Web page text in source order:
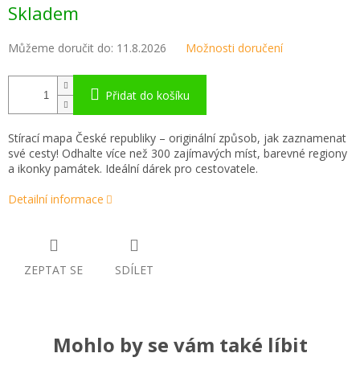
cena:
Skladem
Můžeme doručit do: 11.8.2026 Možnosti doručení
Přidat do košíku
Stírací mapa České republiky – originální způsob, jak zaznamenat
své cesty! Odhalte více než 300 zajímavých míst, barevné regiony
a ikonky památek. Ideální dárek pro cestovatele.
Detailní informace
ZEPTAT SE SDÍLET
Mohlo by se vám také líbit